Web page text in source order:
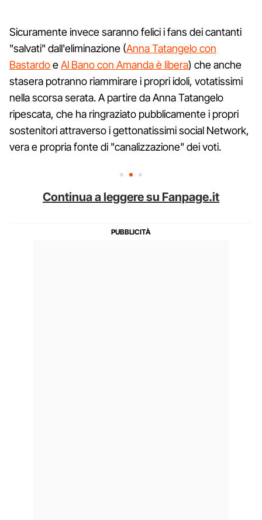
Sicuramente invece saranno felici i fans dei cantanti
"salvati" dall'eliminazione (Anna Tatangelo con
BastardoeAl Bano con Amanda è libera) che anche
stasera potranno riammirare i propri idoli, votatissimi
nella scorsa serata. A partire da Anna Tatangelo
ripescata, che ha ringraziato pubblicamente i propri
sostenitori attraverso i gettonatissimi social Network,
vera e propria fonte di "canalizzazione" dei voti.
Continua a leggere su Fanpage.it